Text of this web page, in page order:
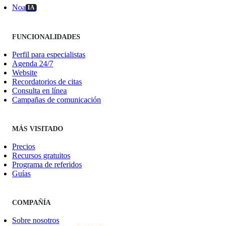
Noa IA
FUNCIONALIDADES
Perfil para especialistas
Agenda 24/7
Website
Recordatorios de citas
Consulta en línea
Campañas de comunicación
MÁS VISITADO
Precios
Recursos gratuitos
Programa de referidos
Guías
COMPAÑÍA
Sobre nosotros